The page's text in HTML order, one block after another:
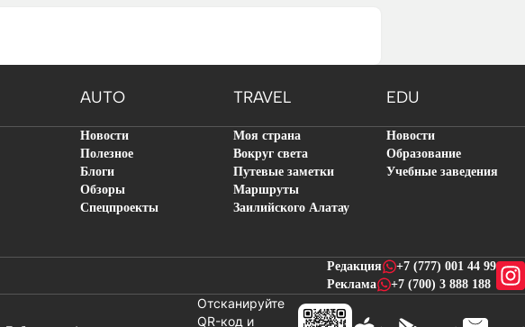
AUTO TRAVEL EDU
Новости
Полезное
Блоги
Обзоры
Спецпроекты
Моя страна
Вокруг света
Путевые заметки
Маршруты
Заилийского Алатау
Новости
Образование
Учебные заведения
Редакция
+7 (777) 001 44 99
Реклама
+7 (700) 3 888 188
Отсканируйте
QR-код и